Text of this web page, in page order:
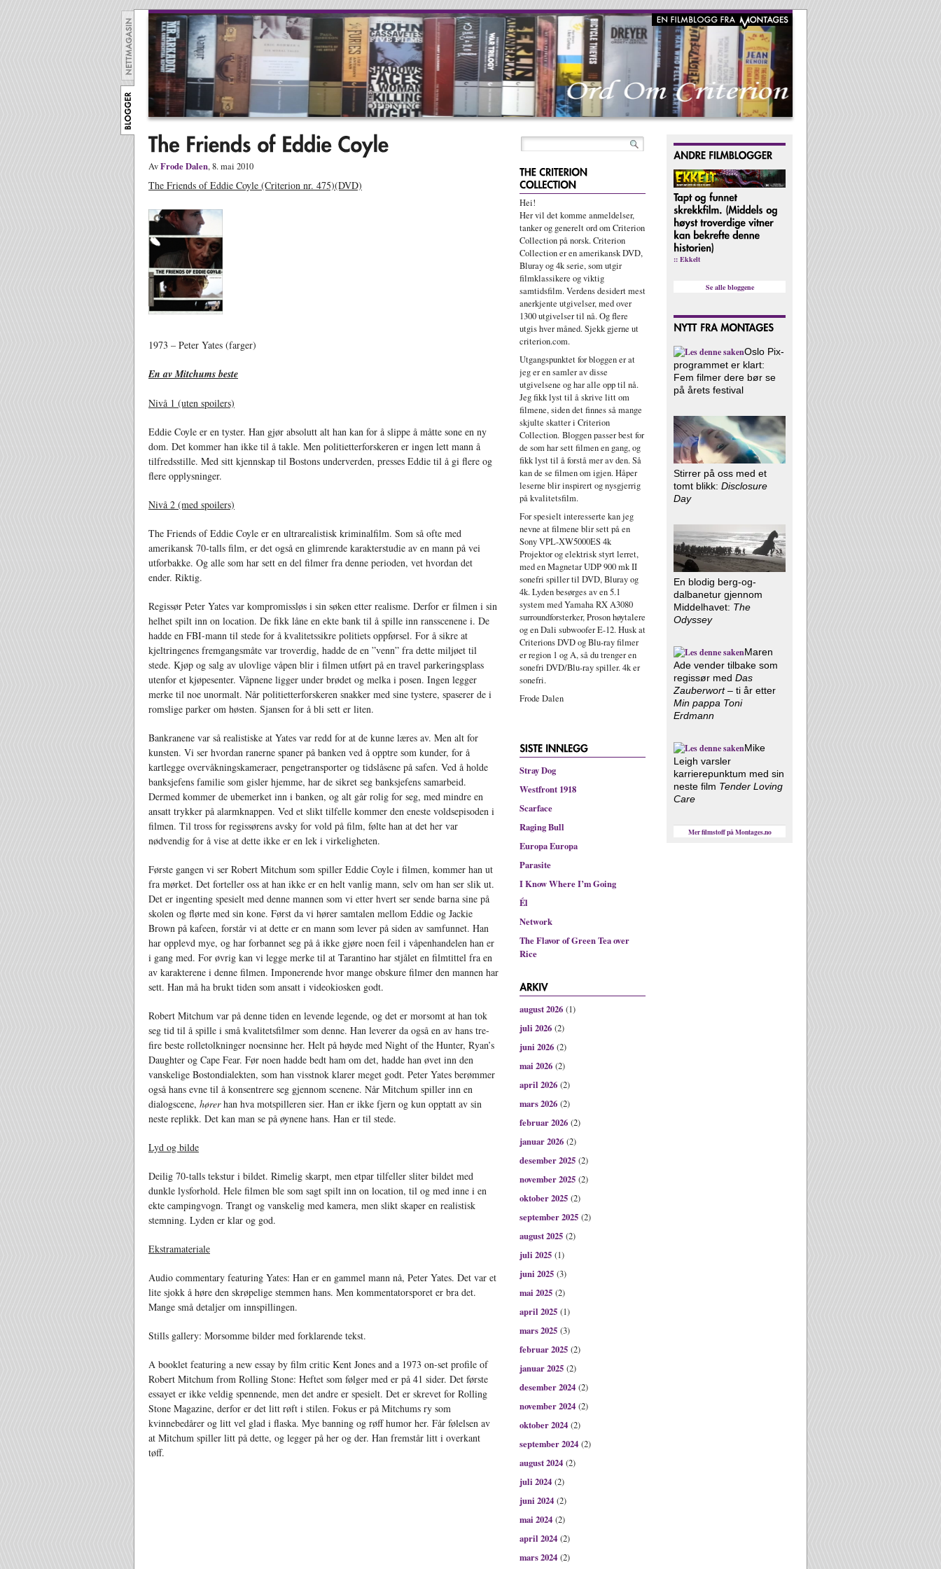
AvFrode Dalen, 8. mai 2010
The Friends of Eddie Coyle (Criterion nr. 475)(DVD)
1973 – Peter Yates (farger)
En av Mitchums beste
Nivå 1 (uten spoilers)
Eddie Coyle er en tyster. Han gjør absolutt alt han kan for å slippe å måtte sone en ny
dom. Det kommer han ikke til å takle. Men politietterforskeren er ingen lett mann å
tilfredsstille. Med sitt kjennskap til Bostons underverden, presses Eddie til å gi flere og
flere opplysninger.
Nivå 2 (med spoilers)
The Friends of Eddie Coyle er en ultrarealistisk kriminalfilm. Som så ofte med
amerikansk 70-talls film, er det også en glimrende karakterstudie av en mann på vei
utforbakke. Og alle som har sett en del filmer fra denne perioden, vet hvordan det
ender. Riktig.
Regissør Peter Yates var kompromissløs i sin søken etter realisme. Derfor er filmen i sin
helhet spilt inn on location. De fikk låne en ekte bank til å spille inn ransscenene i. De
hadde en FBI-mann til stede for å kvalitetssikre politiets oppførsel. For å sikre at
kjeltringenes fremgangsmåte var troverdig, hadde de en ”venn” fra dette miljøet til
stede. Kjøp og salg av ulovlige våpen blir i filmen utført på en travel parkeringsplass
utenfor et kjøpesenter. Våpnene ligger under brødet og melka i posen. Ingen legger
merke til noe unormalt. Når politietterforskeren snakker med sine tystere, spaserer de i
romslige parker om høsten. Sjansen for å bli sett er liten.
Bankranene var så realistiske at Yates var redd for at de kunne læres av. Men alt for
kunsten. Vi ser hvordan ranerne spaner på banken ved å opptre som kunder, for å
kartlegge overvåkningskameraer, pengetransporter og tidslåsene på safen. Ved å holde
banksjefens familie som gisler hjemme, har de sikret seg banksjefens samarbeid.
Dermed kommer de ubemerket inn i banken, og alt går rolig for seg, med mindre en
ansatt trykker på alarmknappen. Ved et slikt tilfelle kommer den eneste voldsepisoden i
filmen. Til tross for regissørens avsky for vold på film, følte han at det her var
nødvendig for å vise at dette ikke er en lek i virkeligheten.
Første gangen vi ser Robert Mitchum som spiller Eddie Coyle i filmen, kommer han ut
fra mørket. Det forteller oss at han ikke er en helt vanlig mann, selv om han ser slik ut.
Det er ingenting spesielt med denne mannen som vi etter hvert ser sende barna sine på
skolen og flørte med sin kone. Først da vi hører samtalen mellom Eddie og Jackie
Brown på kafeen, forstår vi at dette er en mann som lever på siden av samfunnet. Han
har opplevd mye, og har forbannet seg på å ikke gjøre noen feil i våpenhandelen han er
i gang med. For øvrig kan vi legge merke til at Tarantino har stjålet en filmtittel fra en
av karakterene i denne filmen. Imponerende hvor mange obskure filmer den mannen har
sett. Han må ha brukt tiden som ansatt i videokiosken godt.
Robert Mitchum var på denne tiden en levende legende, og det er morsomt at han tok
seg tid til å spille i små kvalitetsfilmer som denne. Han leverer da også en av hans tre-
fire beste rolletolkninger noensinne her. Helt på høyde med Night of the Hunter, Ryan’s
Daughter og Cape Fear. Før noen hadde bedt ham om det, hadde han øvet inn den
vanskelige Bostondialekten, som han visstnok klarer meget godt. Peter Yates berømmer
også hans evne til å konsentrere seg gjennom scenene. Når Mitchum spiller inn en
dialogscene, hørerhan hva motspilleren sier. Han er ikke fjern og kun opptatt av sin
neste replikk. Det kan man se på øynene hans. Han er til stede.
Lyd og bilde
Deilig 70-talls tekstur i bildet. Rimelig skarpt, men etpar tilfeller sliter bildet med
dunkle lysforhold. Hele filmen ble som sagt spilt inn on location, til og med inne i en
ekte campingvogn. Trangt og vanskelig med kamera, men slikt skaper en realistisk
stemning. Lyden er klar og god.
Ekstramateriale
Audio commentary featuring Yates: Han er en gammel mann nå, Peter Yates. Det var et
lite sjokk å høre den skrøpelige stemmen hans. Men kommentatorsporet er bra det.
Mange små detaljer om innspillingen.
Stills gallery: Morsomme bilder med forklarende tekst.
A booklet featuring a new essay by film critic Kent Jones and a 1973 on-set profile of
Robert Mitchum from Rolling Stone: Heftet som følger med er på 41 sider. Det første
essayet er ikke veldig spennende, men det andre er spesielt. Det er skrevet for Rolling
Stone Magazine, derfor er det litt røft i stilen. Fokus er på Mitchums ry som
kvinnebedårer og litt vel glad i flaska. Mye banning og røff humor her. Får følelsen av
at Mitchum spiller litt på dette, og legger på her og der. Han fremstår litt i overkant
tøff.
Hei!
Her vil det komme anmeldelser,
tanker og generelt ord om Criterion
Collection på norsk. Criterion
Collection er en amerikansk DVD,
Bluray og 4k serie, som utgir
filmklassikere og viktig
samtidsfilm. Verdens desidert mest
anerkjente utgivelser, med over
1300 utgivelser til nå. Og flere
utgis hver måned. Sjekk gjerne ut
criterion.com.
Utgangspunktet for bloggen er at
jeg er en samler av disse
utgivelsene og har alle opp til nå.
Jeg fikk lyst til å skrive litt om
filmene, siden det finnes så mange
skjulte skatter i Criterion
Collection. Bloggen passer best for
de som har sett filmen en gang, og
fikk lyst til å forstå mer av den. Så
kan de se filmen om igjen. Håper
leserne blir inspirert og nysgjerrig
på kvalitetsfilm.
For spesielt interesserte kan jeg
nevne at filmene blir sett på en
Sony VPL-XW5000ES 4k
Projektor og elektrisk styrt lerret,
med en Magnetar UDP 900 mk II
sonefri spiller til DVD, Bluray og
4k. Lyden besørges av en 5.1
system med Yamaha RX A3080
surroundforsterker, Proson høytalere
og en Dali subwoofer E-12. Husk at
Criterions DVD og Blu-ray filmer
er region 1 og A, så du trenger en
sonefri DVD/Blu-ray spiller. 4k er
sonefri.
Frode Dalen
Stray Dog
Westfront 1918
Scarface
Raging Bull
Europa Europa
Parasite
I Know Where I’m Going
Él
Network
The Flavor of Green Tea over
Rice
august 2026 (1)
juli 2026 (2)
juni 2026 (2)
mai 2026 (2)
april 2026 (2)
mars 2026 (2)
februar 2026 (2)
januar 2026 (2)
desember 2025 (2)
november 2025 (2)
oktober 2025 (2)
september 2025 (2)
august 2025 (2)
juli 2025 (1)
juni 2025 (3)
mai 2025 (2)
april 2025 (1)
mars 2025 (3)
februar 2025 (2)
januar 2025 (2)
desember 2024 (2)
november 2024 (2)
oktober 2024 (2)
september 2024 (2)
august 2024 (2)
juli 2024 (2)
juni 2024 (2)
mai 2024 (2)
april 2024 (2)
mars 2024 (2)
:: Ekkelt
Se alle bloggene
Oslo Pix-
programmet er klart:
Fem filmer dere bør se
på årets festival
Stirrer på oss med et
tomt blikk: Disclosure
Day
En blodig berg-og-
dalbanetur gjennom
Middelhavet: The
Odyssey
Maren
Ade vender tilbake som
regissør med Das
Zauberwort– ti år etter
Min pappa Toni
Erdmann
Mike
Leigh varsler
karrierepunktum med sin
neste film Tender Loving
Care
Mer filmstoff på Montages.no